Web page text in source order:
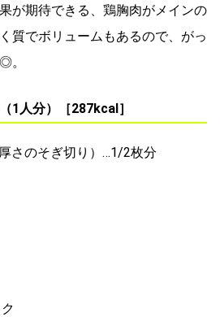
が期待できる、鶏胸肉がメインの
質でボリュームもあるので、がっ
。
1人分）［287kcal］
さのそぎ切り）…1/2枚分